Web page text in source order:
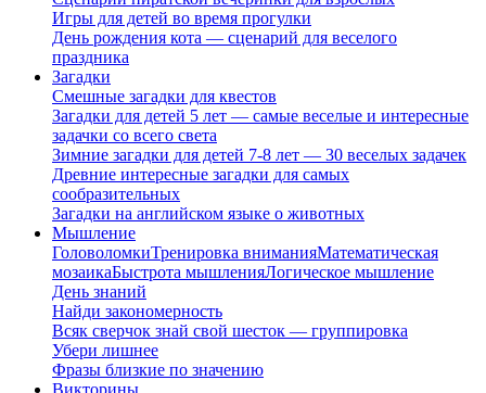
Игры для детей во время прогулки
День рождения кота — сценарий для веселого
праздника
Загадки
Смешные загадки для квестов
Загадки для детей 5 лет — самые веселые и интересные
задачки со всего света
Зимние загадки для детей 7-8 лет — 30 веселых задачек
Древние интересные загадки для самых
сообразительных
Загадки на английском языке о животных
Мышление
ГоловоломкиТренировка вниманияМатематическая
мозаикаБыстрота мышленияЛогическое мышление
День знаний
Найди закономерность
Всяк сверчок знай свой шесток — группировка
Убери лишнее
Фразы близкие по значению
Викторины